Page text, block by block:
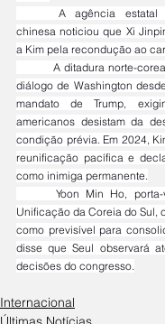
	A agência estatal Xinhua da ditadura
chinesa noticiou que Xi
a Kim pela recondução ao
diálogo de Washington
mandato de Trump,
americanos desistam da
condição prévia. Em 2024,
reunificação pacífica e
como inimiga permanente.
	Yoon Min Ho, porta-voz do Ministério da
Unificação da Coreia do Sul,
como previsível para
disse que Seul observará
decisões do congresso.
Internacional